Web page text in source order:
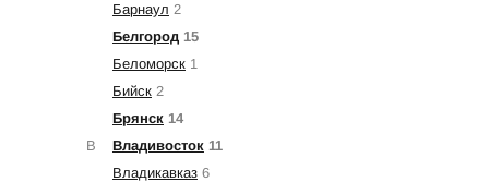
Барнаул 2
Белгород 15
Беломорск 1
Бийск 2
Брянск 14
В
Владивосток 11
Владикавказ 6